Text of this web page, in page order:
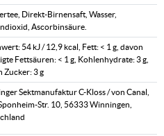
Direkt-Birnensaft, Wasser,
Ascorbinsäure.
54 kJ / 12,9 kcal, Fett: < 1 g, davon
Fettsäuren: < 1 g, Kohlenhydrate: 3 g,
Zucker: 3 g
Sektmanufaktur C-Kloss / von Canal,
Str. 10, 56333 Winningen,